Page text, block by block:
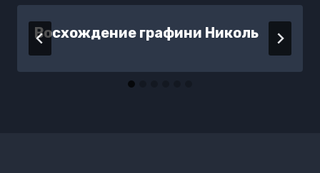
Восхождение графини Николь